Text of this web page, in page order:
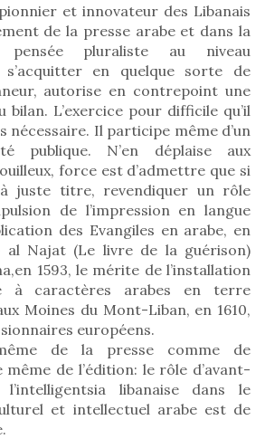
et innovateur des Libanais
de la presse arabe et dans la
pensée pluraliste au niveau
s’acquitter en quelque sorte de
autorise en contrepoint une
L’exercice pour difficile qu’il
nécessaire. Il participe même d’un
publique. N’en déplaise aux
force est d’admettre que si
juste titre, revendiquer un rôle
de l’impression en langue
des Evangiles en arabe, en
al Najat (Le livre de la guérison)
1593, le mérite de l’installation
à caractères arabes en terre
Moines du Mont-Liban, en 1610,
européens.
de la presse comme de
même de l’édition: le rôle d’avant-
libanaise dans le
et intellectuel arabe est de